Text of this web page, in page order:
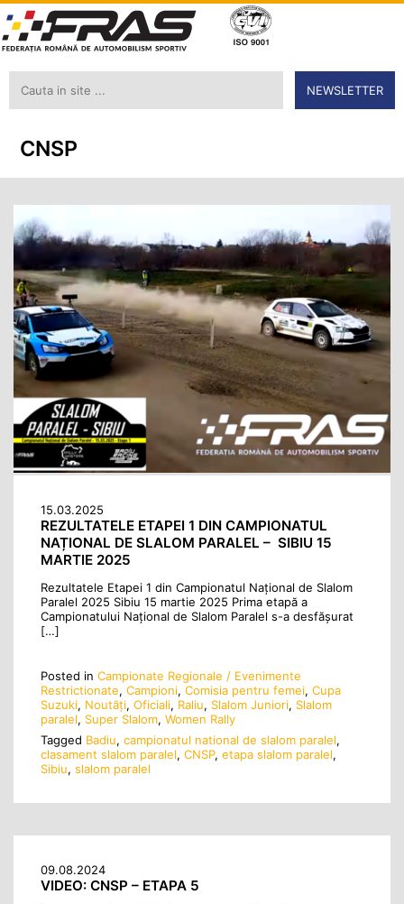
NEWSLETTER
CNSP
15.03.2025
REZULTATELE ETAPEI 1 DIN CAMPIONATUL
NAȚIONAL DE SLALOM PARALEL – SIBIU 15
MARTIE 2025
Rezultatele Etapei 1 din Campionatul Național de Slalom
Paralel 2025 Sibiu 15 martie 2025 Prima etapă a
Campionatului Național de Slalom Paralel s-a desfășurat
[…]
Posted in Campionate Regionale / Evenimente
Restrictionate, Campioni, Comisia pentru femei, Cupa
Suzuki, Noutăţi, Oficiali, Raliu, Slalom Juniori, Slalom
paralel, Super Slalom, Women Rally
Tagged Badiu, campionatul national de slalom paralel,
clasament slalom paralel, CNSP, etapa slalom paralel,
Sibiu, slalom paralel
09.08.2024
VIDEO: CNSP – ETAPA 5